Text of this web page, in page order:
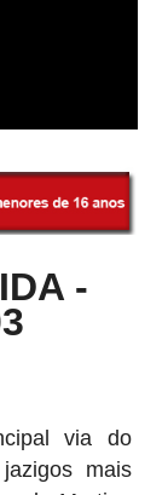
-
via do
mais